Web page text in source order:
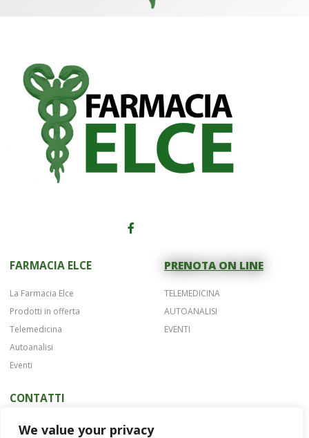
We value your privacy
FARMACIA ELCE
La Farmacia Elce
Prodotti in offerta
Telemedicina
Autoanalisi
Eventi
PRENOTA ON LINE
TELEMEDICINA
AUTOANALISI
EVENTI
CONTATTI
Telefono 075 42622